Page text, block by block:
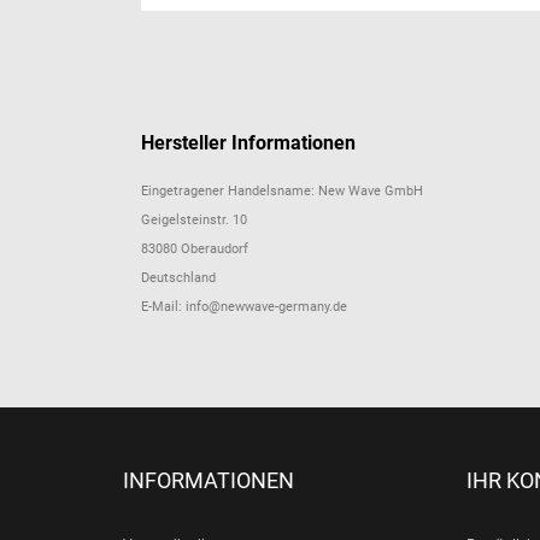
Hersteller Informationen
Eingetragener Handelsname: New Wave GmbH
Geigelsteinstr. 10
83080 Oberaudorf
Deutschland
E-Mail: info@newwave-germany.de
INFORMATIONEN IHR